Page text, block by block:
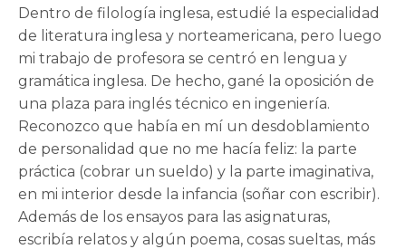
Dentro de filología inglesa, estudié la especialidad
de literatura inglesa y norteamericana, pero luego
mi trabajo de profesora se centró en lengua y
gramática inglesa. De hecho, gané la oposición de
una plaza para inglés técnico en ingeniería.
Reconozco que había en mí un desdoblamiento
de personalidad que no me hacía feliz: la parte
práctica (cobrar un sueldo) y la parte imaginativa,
en mi interior desde la infancia (soñar con escribir).
Además de los ensayos para las asignaturas,
escribía relatos y algún poema, cosas sueltas, más